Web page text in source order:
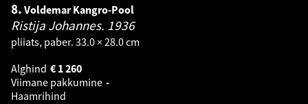
8. Voldemar Kangro-Pool
Ristija Johannes. 1936
pliiats, paber. 33.0 × 28.0 cm
Alghind
1 260
€
Viimane pakkumine -
Haamrihind